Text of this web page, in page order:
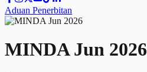
Aduan Penerbitan
MINDA Jun 2026